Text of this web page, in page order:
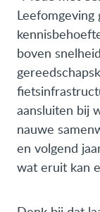
boven
aansluiten bij
nauwe
en volgend
wat eruit kan